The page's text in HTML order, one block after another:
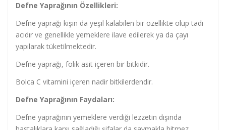
Defne Yaprağının Özellikleri:
Defne yaprağı kışın da yeşil kalabilen bir özellikte olup tadı
acıdır ve genellikle yemeklere ilave edilerek ya da çayı
yapılarak tüketilmektedir.
Defne yaprağı, folik asit içeren bir bitkidir.
Bolca C vitamini içeren nadir bitkilerdendir.
Defne Yaprağının Faydaları:
Defne yaprağının yemeklere verdiği lezzetin dışında